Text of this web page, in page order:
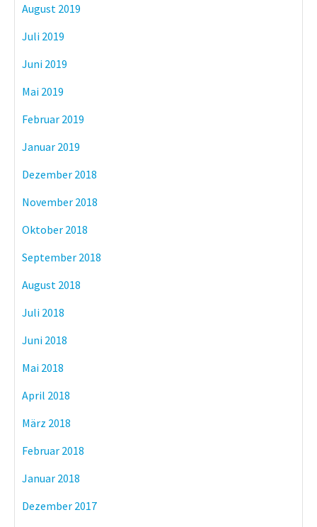
August 2019
Juli 2019
Juni 2019
Mai 2019
Februar 2019
Januar 2019
Dezember 2018
November 2018
Oktober 2018
September 2018
August 2018
Juli 2018
Juni 2018
Mai 2018
April 2018
März 2018
Februar 2018
Januar 2018
Dezember 2017